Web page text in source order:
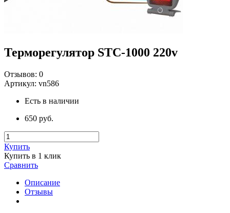
Терморегулятор STC-1000 220v
Отзывов: 0
Артикул: vn586
Есть в наличии
650 руб.
Купить
Купить в 1 клик
Сравнить
Описание
Отзывы